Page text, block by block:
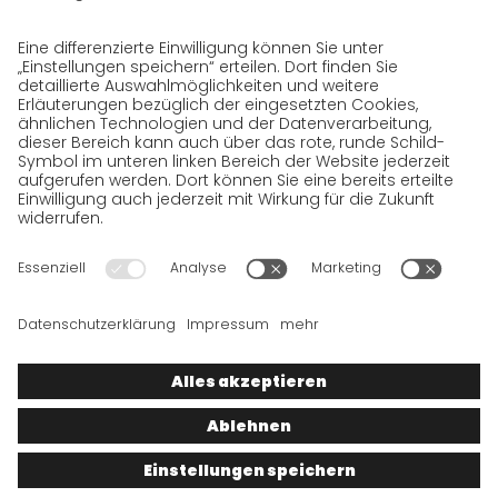
SendungsempfängerInnen
Datenschutzerklärung BewerberInnen
Datenschutzerklärung Webportal
Datenschutzerklärung Social Media
Datenschutzerklärung GO! App
Impressum
AGB
Rechtshinweise
Cookies
ausschließlich Ihrer Information dienen, wurden daher mit
größter Sorgfalt erstellt. Bitte haben Sie jedoch Verständnis
zugrunde gelegten Rahmenbedingungen, auf die wir nur
bedingt Einfluss haben, dies zulassen. Wir müssen daher die
Richtigkeit, Vollständigkeit, ableitbare Zusicherungen und
Aktualität der Inhalte keine Gewähr übernehmen können.
Express & Logistics Deutschland